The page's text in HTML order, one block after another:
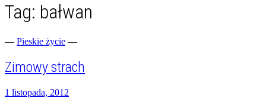
zgranestado.pl
Fotograficzne zapiski dnia codziennego
Tag: bałwan
— Pieskie życie —
Zimowy strach
1 listopada, 2012